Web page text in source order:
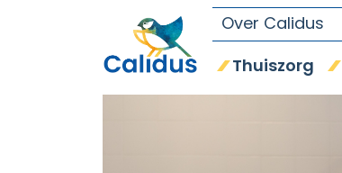
Over Calidus
Thuiszorg